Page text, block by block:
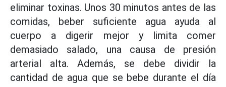
eliminar toxinas. Unos 30 minutos antes de las
comidas, beber suficiente agua ayuda al
cuerpo a digerir mejor y limita comer
demasiado salado, una causa de presión
arterial alta. Además, se debe dividir la
cantidad de agua que se bebe durante el día